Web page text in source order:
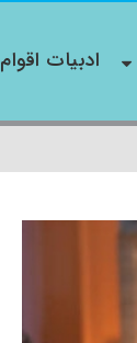
ادبیات اقوام